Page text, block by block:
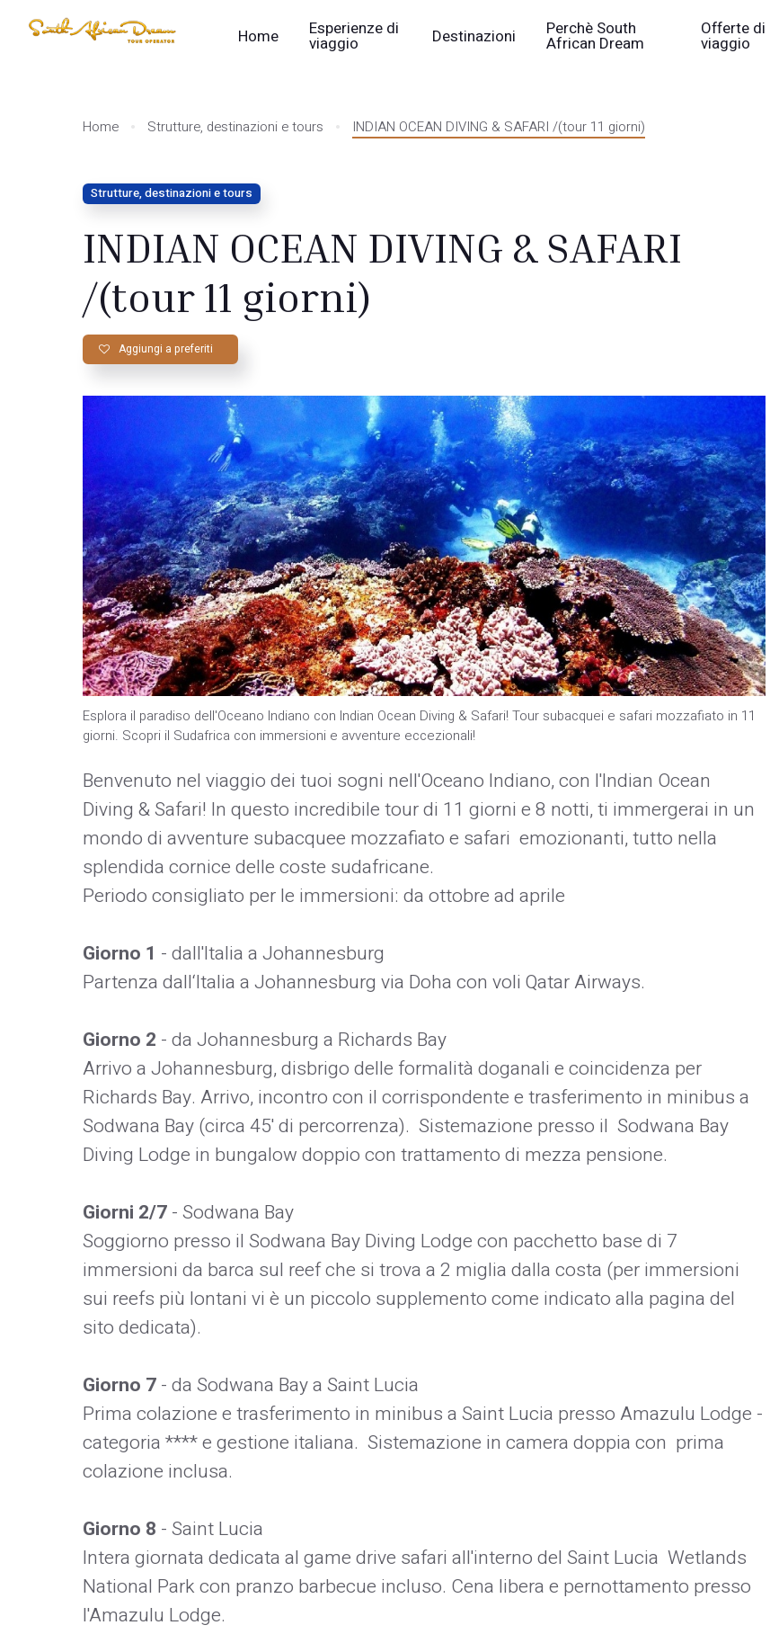
Home Esperienze di
viaggio Destinazioni Perchè South
African Dream
Offerte di
viaggio
Home Strutture, destinazioni e tours INDIAN OCEAN DIVING & SAFARI /(tour 11 giorni)
Strutture, destinazioni e tours
INDIAN OCEAN DIVING & SAFARI
/(tour 11 giorni)
Aggiungi a preferiti
Esplora il paradiso dell'Oceano Indiano con Indian Ocean Diving & Safari! Tour subacquei e safari mozzafiato in 11
giorni. Scopri il Sudafrica con immersioni e avventure eccezionali!
Benvenuto nel viaggio dei tuoi sogni nell'Oceano Indiano, con l'Indian Ocean
Diving & Safari! In questo incredibile tour di 11 giorni e 8 notti, ti immergerai in un
mondo di avventure subacquee mozzafiato e safari emozionanti, tutto nella
splendida cornice delle coste sudafricane.
Periodo consigliato per le immersioni: da ottobre ad aprile
Giorno 1 - dall'Italia a Johannesburg
Partenza dall‘Italia a Johannesburg via Doha con voli Qatar Airways.
Giorno 2 - da Johannesburg a Richards Bay
Arrivo a Johannesburg, disbrigo delle formalità doganali e coincidenza per
Richards Bay. Arrivo, incontro con il corrispondente e trasferimento in minibus a
Sodwana Bay (circa 45' di percorrenza). Sistemazione presso il Sodwana Bay
Diving Lodge in bungalow doppio con trattamento di mezza pensione.
Giorni 2/7- Sodwana Bay
Soggiorno presso il Sodwana Bay Diving Lodge con pacchetto base di 7
immersioni da barca sul reef che si trova a 2 miglia dalla costa (per immersioni
sui reefs più lontani vi è un piccolo supplemento come indicato alla pagina del
sito dedicata).
Giorno 7- da Sodwana Bay a Saint Lucia
Prima colazione e trasferimento in minibus a Saint Lucia presso Amazulu Lodge -
categoria **** e gestione italiana. Sistemazione in camera doppia con prima
colazione inclusa.
Giorno 8 - Saint Lucia
Intera giornata dedicata al game drive safari all'interno del Saint Lucia Wetlands
National Park con pranzo barbecue incluso. Cena libera e pernottamento presso
l'Amazulu Lodge.